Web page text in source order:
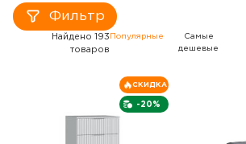
Фильтр
Найдено 193
товаров
Популярные
Самые
дешевые
-20%
СКИДКА